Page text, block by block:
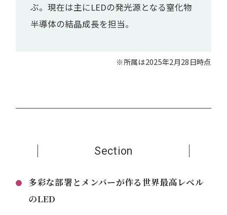
ぶ。現在は主にLEDの発光源となる窒化物
半導体の結晶成長を担当。
※所属は2025年2月28日時点
Section
多彩な部署とメンバーが作る世界最高レベル
のLED